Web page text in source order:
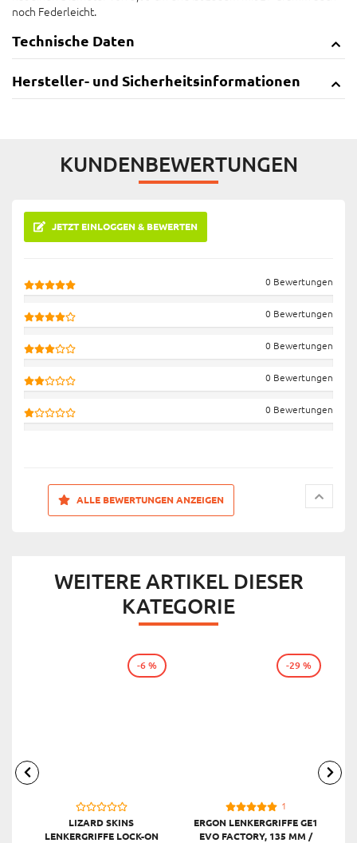
noch Federleicht.
Technische Daten
Hersteller- und Sicherheitsinformationen
KUNDENBEWERTUNGEN
JETZT EINLOGGEN & BEWERTEN
0 Bewertungen
0 Bewertungen
0 Bewertungen
0 Bewertungen
0 Bewertungen
ALLE BEWERTUNGEN ANZEIGEN
WEITERE ARTIKEL DIESER
KATEGORIE
LIZARD SKINS
LENKERGRIFFE LOCK-ON
-6 %
1
ERGON LENKERGRIFFE GE1
EVO FACTORY, 135 MM /
-29 %